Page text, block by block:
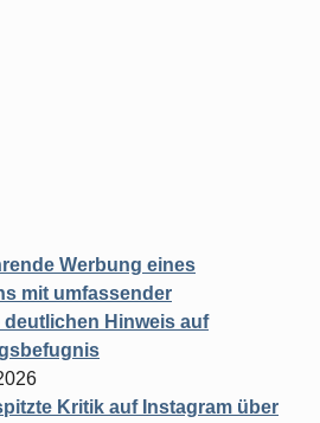
Werbung eines
mit umfassender
Hinweis auf
Kritik auf Instagram über